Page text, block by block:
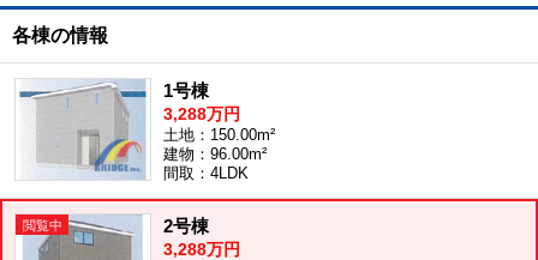
各棟の情報
1号棟
3,288万円
土地：150.00m²
建物：96.00m²
間取：4LDK
2号棟
3,288万円